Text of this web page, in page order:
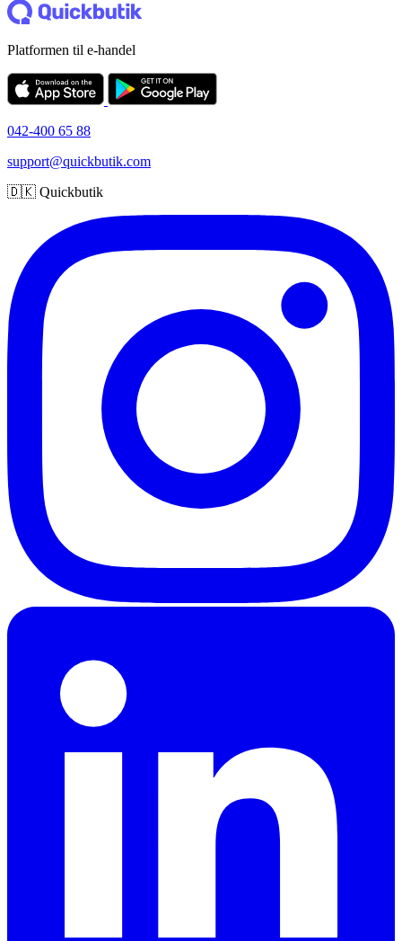
Platformen til e-handel
042-400 65 88
support@quickbutik.com
🇩🇰 Quickbutik